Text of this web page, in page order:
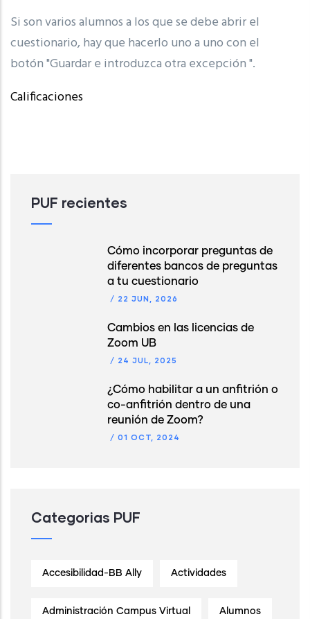
Si son varios alumnos a los que se debe abrir el
cuestionario, hay que hacerlo uno a uno con el
botón "Guardar e introduzca otra excepción ".
Calificaciones
PUF recientes
Cómo incorporar preguntas de
diferentes bancos de preguntas
a tu cuestionario
/ 22 JUN, 2026
Cambios en las licencias de
Zoom UB
/ 24 JUL, 2025
¿Cómo habilitar a un anfitrión o
co-anfitrión dentro de una
reunión de Zoom?
/ 01 OCT, 2024
Categorias PUF
Accesibilidad-BB Ally Actividades
Administración Campus Virtual Alumnos